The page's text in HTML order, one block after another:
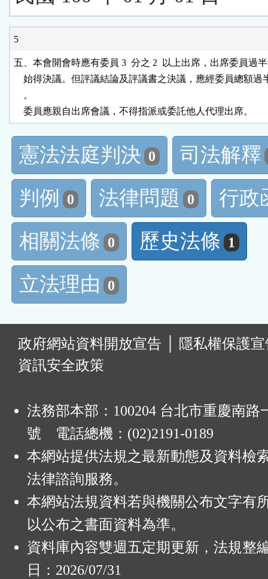
5
五、本會開會時應有委員 3  分之 2  以上出席，出席委員過
始得決議。但評議結論及評議書之決議，應經委員總額過
    。
    委員應親自出席會議，不得指派或委託他人代理出席。
憲法法庭判決 0
司法解釋
判例
0 法律問題 0
行政
相關法條 0 歷史法條 1
立法理由 0
政府網站資料開放宣告
隱私權保護
資訊安全政策
法務部本部：100204 台北市重慶南路
號 電話總機：(02)2191-0189
本網站提供法規之最新動態及資料檢
法律諮詢服務。
本網站法規資料若與機關公布文字有
以公布之書面資料為準。
資料庫內容雙週五定期更新，法規整
日：2026/07/31